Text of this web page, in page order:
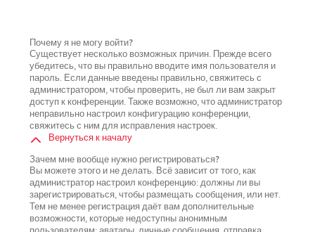
Почему я не могу войти?
Существует несколько возможных причин. Прежде всего
убедитесь, что вы правильно вводите имя пользователя и
пароль. Если данные введены правильно, свяжитесь с
администратором, чтобы проверить, не был ли вам закрыт
доступ к конференции. Также возможно, что администратор
неправильно настроил конфигурацию конференции,
свяжитесь с ним для исправления настроек.
Вернуться к началу
Зачем мне вообще нужно регистрироваться?
Вы можете этого и не делать. Всё зависит от того, как
администратор настроил конференцию: должны ли вы
зарегистрироваться, чтобы размещать сообщения, или нет.
Тем не менее регистрация даёт вам дополнительные
возможности, которые недоступны анонимным